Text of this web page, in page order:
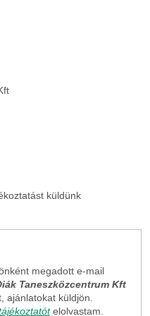
küldünk
megadott e-mail
Taneszközcentrum Kft
ajánlatokat küldjön.
elolvastam.